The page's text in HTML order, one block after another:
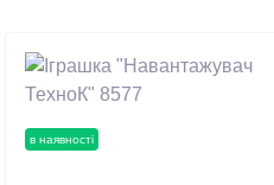
в наявності